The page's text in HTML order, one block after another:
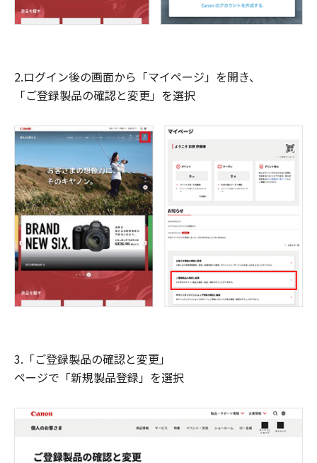
2.ログイン後の画面から「マイページ」を開き、
「ご登録製品の確認と変更」を選択
3.「ご登録製品の確認と変更」
ページで「新規製品登録」を選択